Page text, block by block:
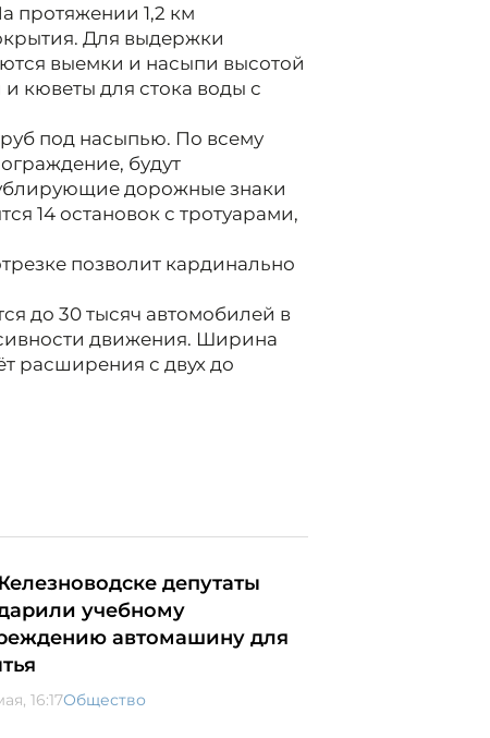
протяжении 1,2 км
Для выдержки
выемки и насыпи высотой
кюветы для стока воды с
под насыпью. По всему
будут
дорожные знаки
14 остановок с тротуарами,
позволит кардинально
до 30 тысяч автомобилей в
движения. Ширина
расширения с двух до
депутаты
учебному
автомашину для
16:17Общество